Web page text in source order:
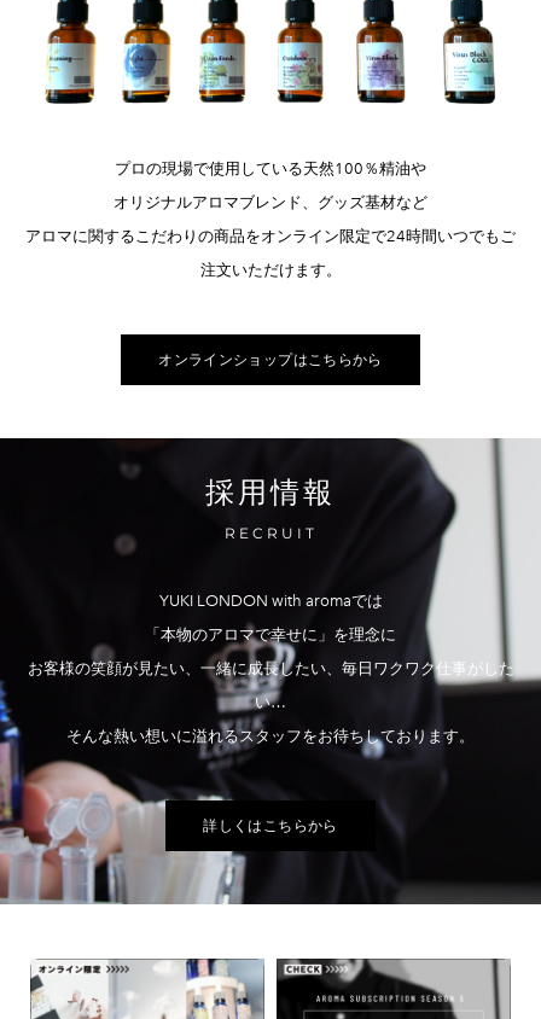
プロの現場で使用している天然100％精油や
オリジナルアロマブレンド、グッズ基材など
アロマに関するこだわりの商品をオンライン限定で24時間いつでもご
注文いただけます。
オンラインショップはこちらから
採用情報
RECRUIT
YUKI LONDON with aromaでは
「本物のアロマで幸せに」を理念に
お客様の笑顔が見たい、一緒に成長したい、毎日ワクワク仕事がした
い…​
そんな熱い想いに溢れるスタッフをお待ちしております。
詳しくはこちらから